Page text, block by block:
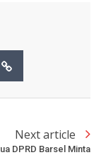
Next article
DPRD Barsel Minta